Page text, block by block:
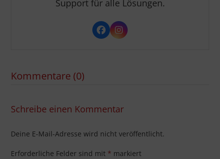
Support für alle Lösungen.
FacebookInstagram
Kommentare (0)
Schreibe einen Kommentar
Deine E-Mail-Adresse wird nicht veröffentlicht.
Erforderliche Felder sind mit * markiert